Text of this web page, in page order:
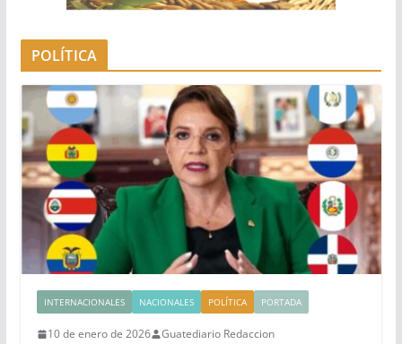
POLÍTICA
INTERNACIONALES NACIONALES POLÍTICA PORTADA
10 de enero de 2026 Guatediario Redaccion